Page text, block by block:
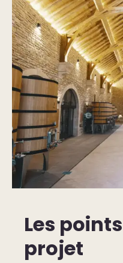
Les
projet